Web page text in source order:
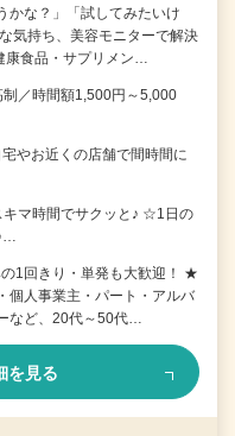
かな？」「試してみたいけ
気持ち、美容モニターで解決
食品・サプリメン…
／時間額1,500円～5,000
やお近くの店舗で間時間に
マ時間でサクッと♪ ☆1日の
1回きり・単発も大歓迎！ ★
個人事業主・パート・アルバ
など、20代～50代…
を見る